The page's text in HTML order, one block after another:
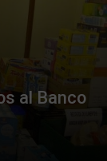
al Banco